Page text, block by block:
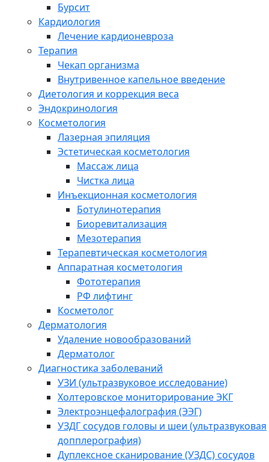
Бурсит
Кардиология
Лечение кардионевроза
Терапия
Чекап организма
Внутривенное капельное введение
Диетология и коррекция веса
Эндокринология
Косметология
Лазерная эпиляция
Эстетическая косметология
Массаж лица
Чистка лица
Инъекционная косметология
Ботулинотерапия
Биоревитализация
Мезотерапия
Терапевтическая косметология
Аппаратная косметология
Фототерапия
РФ лифтинг
Косметолог
Дерматология
Удаление новообразований
Дерматолог
Диагностика заболеваний
УЗИ (ультразвуковое исследование)
Холтеровское мониторирование ЭКГ
Электроэнцефалография (ЭЭГ)
УЗДГ сосудов головы и шеи (ультразвуковая
допплерография)
Дуплексное сканирование (УЗДС) сосудов